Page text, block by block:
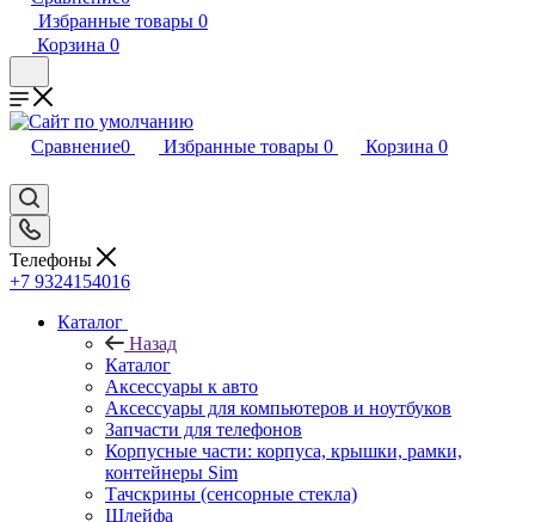
Избранные товары 0
Корзина 0
Сравнение0 Избранные товары 0 Корзина 0
Телефоны
+7 9324154016
Каталог
Назад
Каталог
Аксессуары к авто
Аксессуары для компьютеров и ноутбуков
Запчасти для телефонов
Корпусные части: корпуса, крышки, рамки,
контейнеры Sim
Тачскрины (сенсорные стекла)
Шлейфа